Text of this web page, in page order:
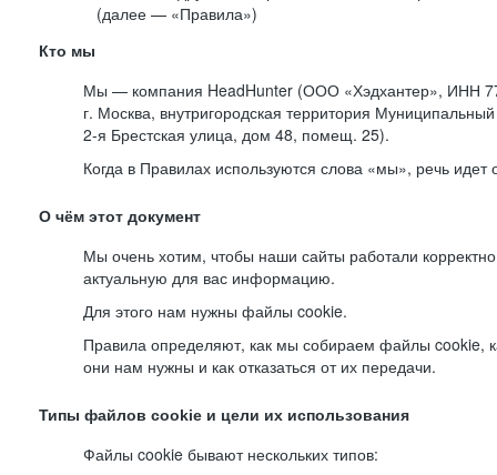
(далее — «Правила»)
Кто мы
Мы — компания HeadHunter (ООО «Хэдхантер», ИНН
г. Москва, внутригородская территория Муниципальный
2-я Брестская улица, дом 48, помещ. 25).
Когда в Правилах используются слова «мы», речь
О чём этот документ
Мы очень хотим, чтобы наши сайты работали
актуальную для вас информацию.
Для этого нам нужны файлы cookie.
Правила определяют, как мы собираем файлы cookie,
они нам нужны и как отказаться от их передачи.
Типы файлов cookie и цели их использования
Файлы cookie бывают нескольких типов: